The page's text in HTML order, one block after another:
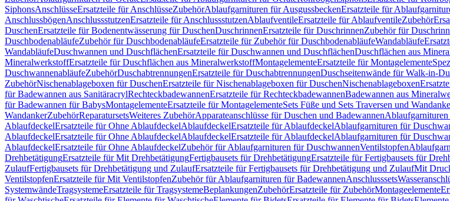
SiphonsAnschlüsseErsatzteile für AnschlüsseZubehörAblaufgarnituren für AusgussbeckenErsatzteile für
AnschlussbögenAnschlussstutzenErsatzteile für AnschlussstutzenAblaufventileErsatzteile für AblaufventileZubehör
DuschenErsatzteile für Bodenentwässerung für DuschenDuschrinnenErsatzteile für DuschrinnenZubehör für
DuschbodenabläufeZubehör für DuschbodenabläufeErsatzteile für Zubehör für DuschbodenabläufeWandabläufe
WandabläufeDuschwannen und DuschflächenErsatzteile für Duschwannen und DuschflächenDuschflächen aus
MineralwerkstoffErsatzteile für Duschflächen aus MineralwerkstoffMontagelementeErsatzteile für Montagelemente
DuschwannenabläufeZubehörDuschabtrennungenErsatzteile für DuschabtrennungenDuschseitenwände für Walk-in-
ZubehörNischenablageboxen für DuschenErsatzteile für Nischenablageboxen für DuschenNischenablageboxen
für Badewannen aus SanitäracrylRechteckbadewannenErsatzteile für RechteckbadewannenBadewannen aus
für Badewannen für BabysMontagelementeErsatzteile für MontagelementeSets Füße und Sets Traversen und
WandankerZubehörReparatursetsWeiteres ZubehörApparateanschlüsse für Duschen und Badewannen
AblaufdeckelErsatzteile für Ohne AblaufdeckelAblaufdeckelErsatzteile für AblaufdeckelAblaufgarnituren für
AblaufdeckelErsatzteile für Ohne AblaufdeckelAblaufdeckelErsatzteile für AblaufdeckelAblaufgarnituren für
AblaufdeckelErsatzteile für Ohne AblaufdeckelZubehör für Ablaufgarnituren für DuschwannenVentilstopfen
DrehbetätigungErsatzteile für Mit DrehbetätigungFertigbausets für DrehbetätigungErsatzteile für Fertigbausets für
ZulaufFertigbausets für Drehbetätigung und ZulaufErsatzteile für Fertigbausets für Drehbetätigung und ZulaufMit
VentilstopfenErsatzteile für Mit VentilstopfenZubehör für Ablaufgarnituren für BadewannenAnschlusssets
SystemwändeTragsystemeErsatzteile für TragsystemeBeplankungenZubehörErsatzteile für ZubehörMontageelemente